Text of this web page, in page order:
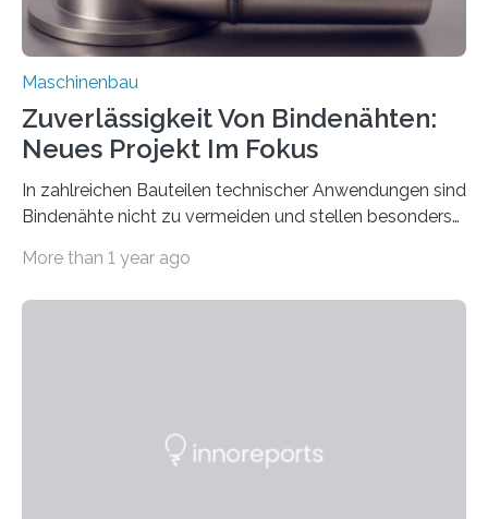
Maschinenbau
Zuverlässigkeit Von Bindenähten:
Neues Projekt Im Fokus
In zahlreichen Bauteilen technischer Anwendungen sind
Bindenähte nicht zu vermeiden und stellen besonders
Matrixmaterials eine große Herausforderung dar.
Durch den verstärkten Einsatz von Rezyklaten
More than 1 year ago